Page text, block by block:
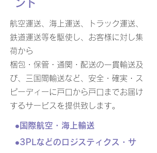
ント
航空運送、海上運送、トラック運送、
鉄道運送等を駆使し、お客様に対し集
荷から
梱包・保管・通関・配送の一貫輸送及
び、三国間輸送など、安全・確実・ス
ピーディーに戸口から戸口までお届け
するサービスを提供致します。
●国際航空・海上輸送
●3PLなどのロジスティクス・サ